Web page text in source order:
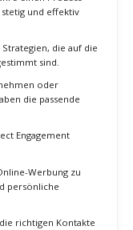
deine
Zeit, Strategien für
Wege, um neue
einen Prozess
stetig und effektiv